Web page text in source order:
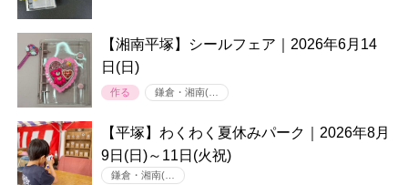
【湘南平塚】シールフェア｜2026年6月14
日(日)
作る 鎌倉・湘南(…
【平塚】わくわく夏休みパーク｜2026年8月
9日(日)～11日(火祝)
鎌倉・湘南(…